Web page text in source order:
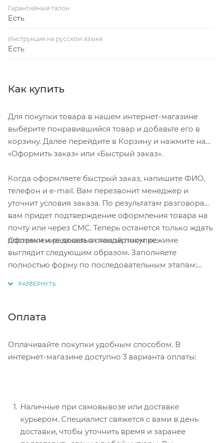
Гарантийный талон
Есть
Инструкция на русском языке
Есть
Как купить
Для покупки товара в нашем интернет-магазине
выберите понравившийся товар и добавьте его в
корзину. Далее перейдите в Корзину и нажмите на
«Оформить заказ» или «Быстрый заказ».
Когда оформляете быстрый заказ, напишите ФИО,
телефон и e-mail. Вам перезвонит менеджер и
уточнит условия заказа. По результатам разговора
вам придет подтверждение оформления товара на
почту или через СМС. Теперь останется только ждать
доставки и радоваться новой покупке.
Оформление заказа в стандартном режиме
выглядит следующим образом. Заполняете
полностью форму по последовательным этапам:
Нажмите кнопку «Оформить заказ».
Оплата
Оплачивайте покупки удобным способом. В
интернет-магазине доступно 3 варианта оплаты:
Наличные при самовывозе или доставке
курьером. Специалист свяжется с вами в день
доставки, чтобы уточнить время и заранее